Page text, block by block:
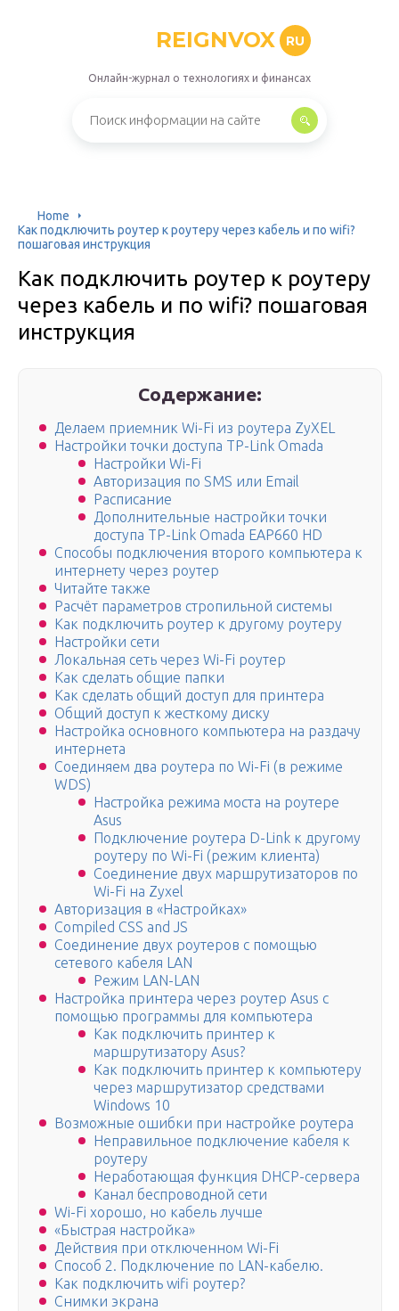
REIGNVOX RU
Онлайн-журнал о технологиях и финансах
Home
Как подключить роутер к роутеру через кабель и по wifi?
пошаговая инструкция
Как подключить роутер к роутеру
через кабель и по wifi? пошаговая
инструкция
Содержание:
Делаем приемник Wi-Fi из роутера ZyXEL
Настройки точки доступа TP-Link Omada
Настройки Wi-Fi
Авторизация по SMS или Email
Расписание
Дополнительные настройки точки
доступа TP-Link Omada EAP660 HD
Способы подключения второго компьютера к
интернету через роутер
Читайте также
Расчёт параметров стропильной системы
Как подключить роутер к другому роутеру
Настройки сети
Локальная сеть через Wi-Fi роутер
Как сделать общие папки
Как сделать общий доступ для принтера
Общий доступ к жесткому диску
Настройка основного компьютера на раздачу
интернета
Соединяем два роутера по Wi-Fi (в режиме
WDS)
Настройка режима моста на роутере
Asus
Подключение роутера D-Link к другому
роутеру по Wi-Fi (режим клиента)
Соединение двух маршрутизаторов по
Wi-Fi на Zyxel
Авторизация в «Настройках»
Compiled CSS and JS
Соединение двух роутеров с помощью
сетевого кабеля LAN
Режим LAN-LAN
Настройка принтера через роутер Asus с
помощью программы для компьютера
Как подключить принтер к
маршрутизатору Asus?
Как подключить принтер к компьютеру
через маршрутизатор средствами
Windows 10
Возможные ошибки при настройке роутера
Неправильное подключение кабеля к
роутеру
Неработающая функция DHCP-сервера
Канал беспроводной сети
Wi-Fi хорошо, но кабель лучше
«Быстрая настройка»
Действия при отключенном Wi-Fi
Способ 2. Подключение по LAN-кабелю.
Как подключить wifi роутер?
Снимки экрана